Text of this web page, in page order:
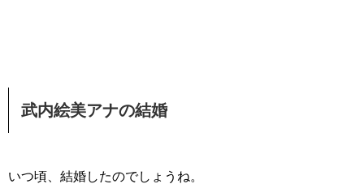
武内絵美アナの結婚
いつ頃、結婚したのでしょうね。